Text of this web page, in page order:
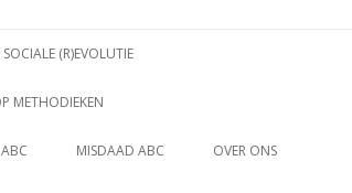
(R)EVOLUTIE
METHODIEKEN
MISDAAD ABC OVER ONS